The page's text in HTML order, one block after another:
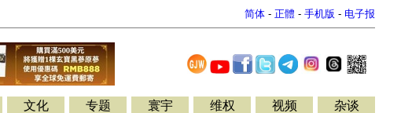
简体 - 正體 - 手机版 - 电子报
文化 专题 寰宇 维权 视频 杂谈